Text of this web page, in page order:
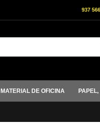
937
MATERIAL DE OFICINA PAPEL,